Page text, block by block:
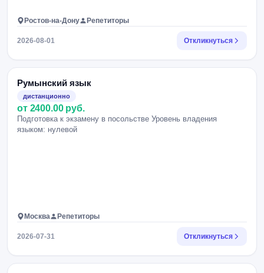
Ростов-на-Дону Репетиторы
2026-08-01 Откликнуться
Румынский язык
дистанционно
от 2400.00 руб.
Подготовка к экзамену в посольстве Уровень владения
языком: нулевой
Москва Репетиторы
2026-07-31 Откликнуться